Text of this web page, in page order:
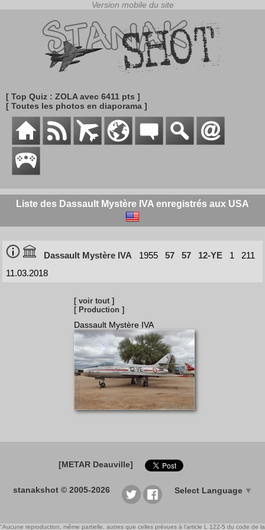
[ Top Quiz : ZOLA avec 6411 pts ]
[ Toutes les photos en diaporama ]
Liste des Dassault Mystère IVA enregistrés aux USA
Dassault Mystère IVA 1955 57 57 12-YE 1
211
11.03.2018
[ voir tout ]
[ Production ]
Dassault Mystère IVA
[METAR Deauville]
stanakshot © 2005-2026 Select Language ▼
"Aucune reproduction, même partielle, autres que celles prévues à l'article L 122-5 du code de la